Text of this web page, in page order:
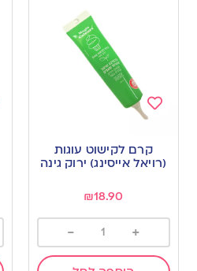
wishlist
קרם לקישוט עוגות
(רויאל אייסינג) ירוק גינה
₪18.90
+
-